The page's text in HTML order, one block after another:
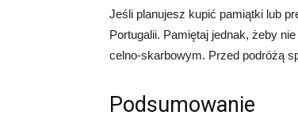
Jeśli planujesz kupić pamiątki lub
Portugalii. Pamiętaj jednak, żeby
celno-skarbowym. Przed podróżą
Podsumowanie